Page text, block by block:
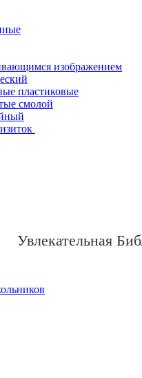
изображением
пластиковые
смолой
Увлекательная